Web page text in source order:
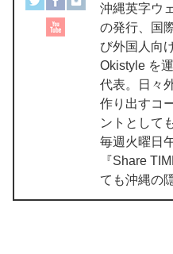
沖縄英字ウ
の発行、国
び外国人向
Okistyle を
代表。日々
作り出すコ
ントとして
毎週火曜日
『Share
ても沖縄の